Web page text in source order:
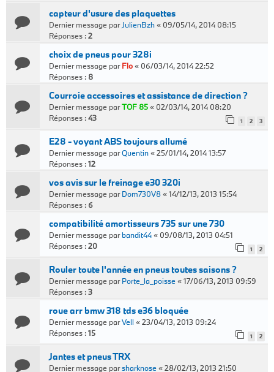
capteur d'usure des plaquettes
Dernier message par JulienBzh« 09/05/14, 2014 08:15
Réponses :2
choix de pneus pour 328i
Dernier message parFlo« 06/03/14, 2014 22:52
Réponses : 8
Courroie accessoires et assistance de direction ?
Dernier message parTOF 85« 02/03/14, 2014 08:20
Réponses :43 1 2 3
E28 - voyant ABS toujours allumé
Dernier message parQuentin«25/01/14, 2014 13:57
Réponses :12
vos avis sur le freinage e30 320i
Dernier message parDom730V8«14/12/13, 2013 15:54
Réponses : 6
compatibilité amortisseurs 735 sur une 730
Dernier message parbandit44« 09/08/13, 2013 04:51
Réponses :20 1 2
Rouler toute l'année en pneus toutes saisons ?
Dernier message parPorte_la_poisse«17/06/13, 2013 09:59
Réponses :3
roue arr bmw 318 tds e36 bloquée
Dernier message parVell «23/04/13, 2013 09:24
Réponses :15 1 2
Jantes et pneus TRX
Dernier message parsharknose«28/02/13, 2013 21:50